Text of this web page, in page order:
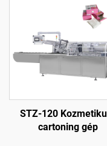
STZ-120
cartoning gép